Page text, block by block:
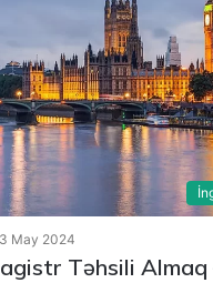
May 2024
Təhsili Almaq